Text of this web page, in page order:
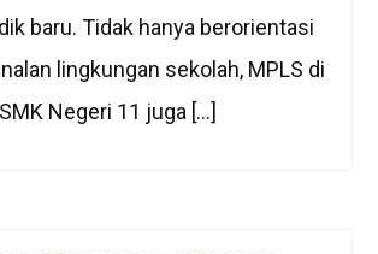
baru. Tidak hanya berorientasi
lingkungan sekolah, MPLS di
SMK Negeri 11 juga […]